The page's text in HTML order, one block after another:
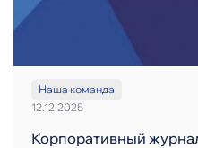
12.12.2025
Наша команда
Корпоративный